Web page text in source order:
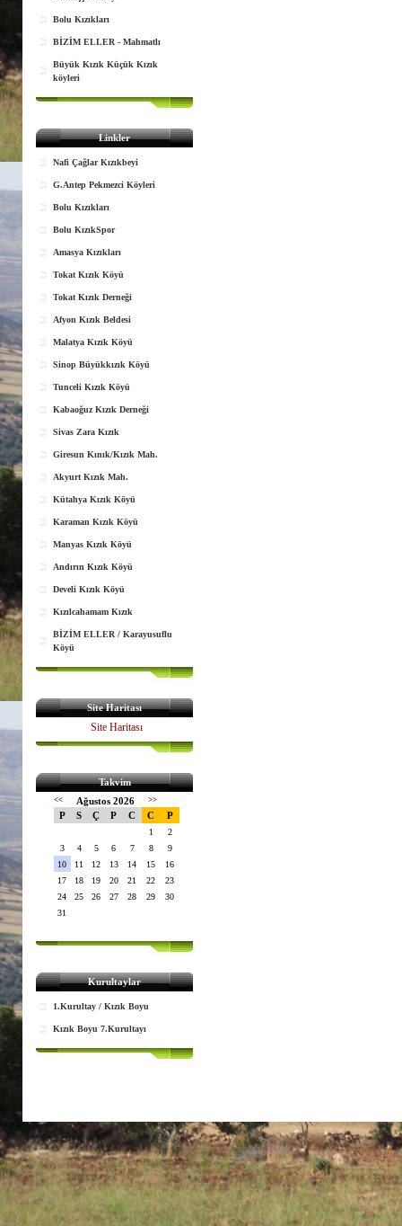
Bolu Kızıkları
BİZİM ELLER - Mahmatlı
Büyük Kızık Küçük Kızık
köyleri
Linkler
Nafi Çağlar Kızıkbeyi
G.Antep Pekmezci Köyleri
Bolu Kızıkları
Bolu KızıkSpor
Amasya Kızıkları
Tokat Kızık Köyü
Tokat Kızık Derneği
Afyon Kızık Beldesi
Malatya Kızık Köyü
Sinop Büyükkızık Köyü
Tunceli Kızık Köyü
Kabaoğuz Kızık Derneği
Sivas Zara Kızık
Giresun Kınık/Kızık Mah.
Akyurt Kızık Mah.
Kütahya Kızık Köyü
Karaman Kızık Köyü
Manyas Kızık Köyü
Andırın Kızık Köyü
Develi Kızık Köyü
Kızılcahamam Kızık
BİZİM ELLER / Karayusuflu
Köyü
Site Haritası
Site Haritası
Takvim
<< Ağustos 2026 >>
P S Ç P C C P
1
2
3
4 5 6 7 8
9
10
11 12 13 14 15
16
17
18 19 20 21 22
23
24
25 26 27 28 29
30
31
Kurultaylar
1.Kurultay / Kızık Boyu
Kızık Boyu 7.Kurultayı